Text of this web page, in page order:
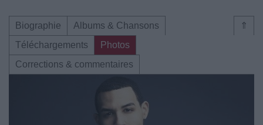
⇑
Biographie
Albums & Chansons
Téléchargements
Photos
Corrections & commentaires